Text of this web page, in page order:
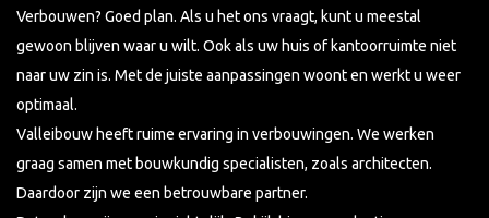
Verbouwen? Goed plan. Als u het ons vraagt, kunt u meestal
gewoon blijven waar u wilt. Ook als uw huis of kantoorruimte niet
naar uw zin is. Met de juiste aanpassingen woont en werkt u weer
optimaal.
Valleibouw heeft ruime ervaring in verbouwingen. We werken
graag samen met bouwkundig specialisten, zoals architecten.
Daardoor zijn we een betrouwbare partner.